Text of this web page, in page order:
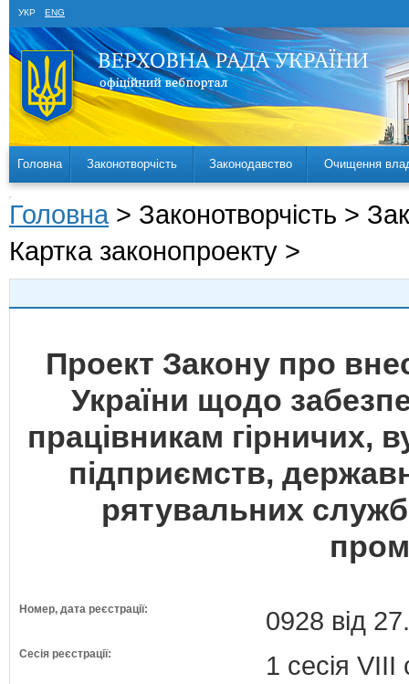
УКР ENG
Головна Законотворчість Законодавство Очищення
Головна > Законотворчість >
Картка законопроекту >
Проект Закону про
України щодо
працівникам гірничих,
підприємств,
рятувальних
Номер, дата реєстрації: 0928 від
Сесія реєстрації: 1 сесія VIII